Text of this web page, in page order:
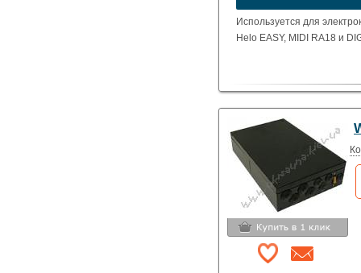
Используется для
Helo EASY, MIDI RA18 и